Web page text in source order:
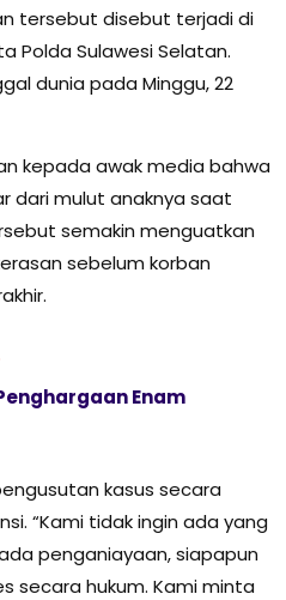
tersebut disebut terjadi di
Polda Sulawesi Selatan.
dunia pada Minggu, 22
kepada awak media bahwa
dari mulut anaknya saat
semakin menguatkan
sebelum korban
Enam
kasus secara
“Kami tidak ingin ada yang
penganiayaan, siapapun
secara hukum. Kami minta